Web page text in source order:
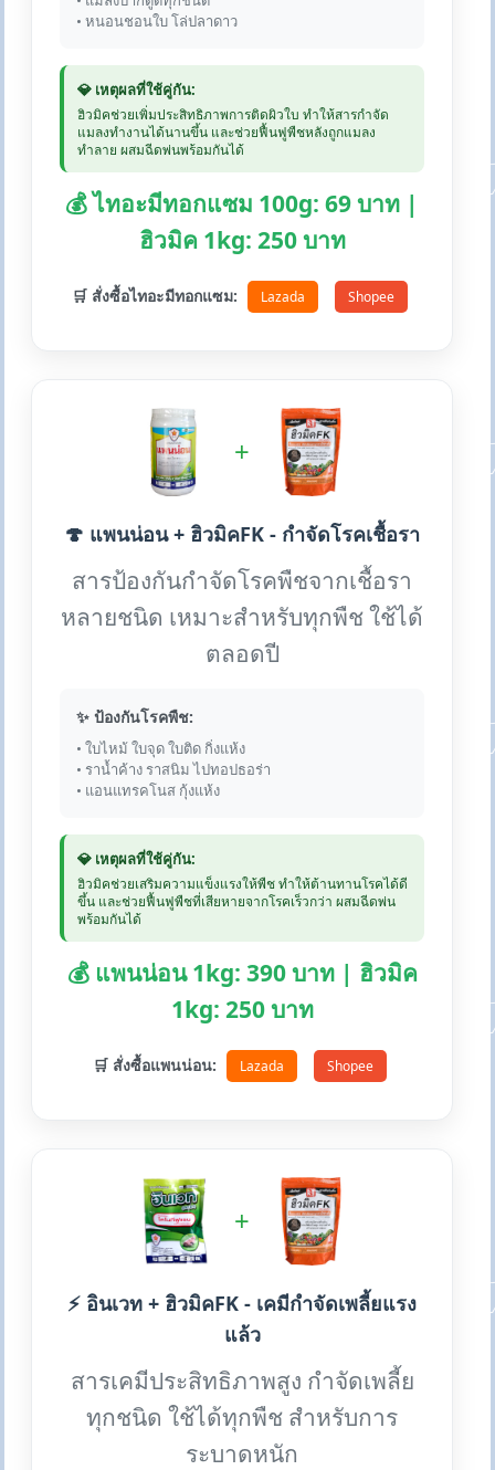
• หนอนชอนใบ โล่ปลาดาว
💎 เหตุผลที่ใช้คู่กัน:
ฮิวมิคช่วยเพิ่มประสิทธิภาพการติดผิวใบ ทำให้สารกำจัด
แมลงทำงานได้นานขึ้น และช่วยฟื้นฟูพืชหลังถูกแมลง
ทำลาย ผสมฉีดพ่นพร้อมกันได้
💰 ไทอะมีทอกแซม 100g: 69 บาท |
ฮิวมิค 1kg: 250 บาท
🛒 สั่งซื้อไทอะมีทอกแซม: Lazada Shopee
+
🍄 แพนน่อน + ฮิวมิคFK - กำจัดโรคเชื้อรา
สารป้องกันกำจัดโรคพืชจากเชื้อรา
หลายชนิด เหมาะสำหรับทุกพืช ใช้ได้
ตลอดปี
✨ ป้องกันโรคพืช:
• ใบไหม้ ใบจุด ใบติด กิ่งแห้ง
• ราน้ำค้าง ราสนิม ไปทอปธอร่า
• แอนแทรคโนส กุ้งแห้ง
💎 เหตุผลที่ใช้คู่กัน:
ฮิวมิคช่วยเสริมความแข็งแรงให้พืช ทำให้ต้านทานโรคได้ดี
ขึ้น และช่วยฟื้นฟูพืชที่เสียหายจากโรคเร็วกว่า ผสมฉีดพ่น
พร้อมกันได้
💰 แพนน่อน 1kg: 390 บาท | ฮิวมิค
1kg: 250 บาท
🛒 สั่งซื้อแพนน่อน: Lazada Shopee
+
⚡ อินเวท + ฮิวมิคFK - เคมีกำจัดเพลี้ยแรง
แล้ว
สารเคมีประสิทธิภาพสูง กำจัดเพลี้ย
ทุกชนิด ใช้ได้ทุกพืช สำหรับการ
ระบาดหนัก